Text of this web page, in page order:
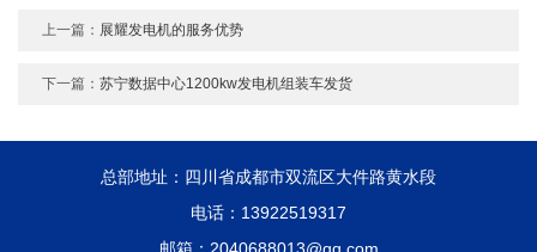
上一篇： 展耀发电机的服务优势
下一篇：苏宁数据中心1200kw发电机组装车发货
总部地址：四川省成都市双流区大件路黄水段
电话：13922519317